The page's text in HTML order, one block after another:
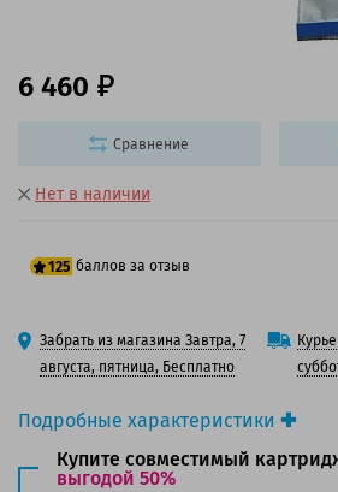
Подробные характеристики
Производитель принтера:Brother
Производитель:Brother
Нет в наличии
6 460
125 баллов за отзыв
100 баллов
125 баллов
Забрать из магазина Завтра, 7
августа, пятница, Бесплатно
Сравнение
Купите совместимый
выгодой 50%